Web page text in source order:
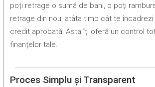
poți retrage o sumă de bani, o poți
retrage din nou, atâta timp cât te încadrezi
credit aprobată. Asta îți oferă un control
finanțelor tale.
Proces Simplu și Transparent